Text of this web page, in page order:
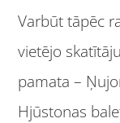
Varbūt tāpēc
vietējo
pamata –
Hjūstonas